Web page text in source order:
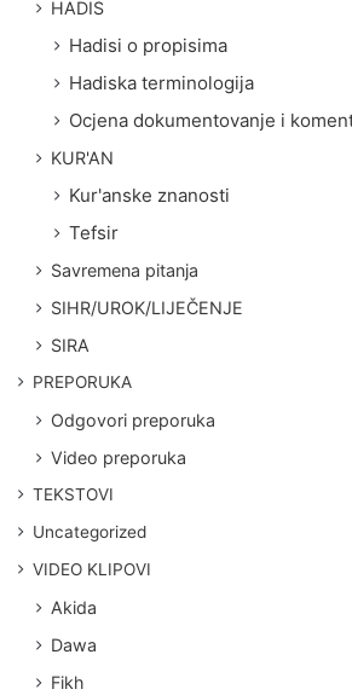
HADIS
Hadisi o propisima
Hadiska terminologija
Ocjena dokumentovanje i
KUR'AN
Kur'anske znanosti
Tefsir
Savremena pitanja
SIHR/UROK/LIJEČENJE
SIRA
PREPORUKA
Odgovori preporuka
Video preporuka
TEKSTOVI
Uncategorized
VIDEO KLIPOVI
Akida
Dawa
Fikh